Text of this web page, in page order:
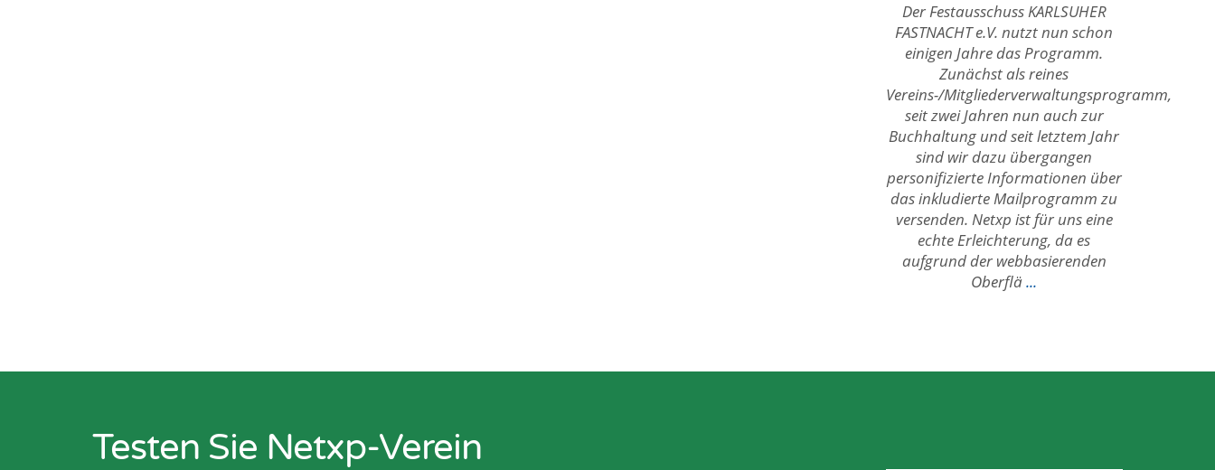
Der Festausschuss KARLSUHER
FASTNACHT e.V. nutzt nun schon
einigen Jahre das Programm.
Zunächst als reines
Vereins-/Mitgliederverwaltungsprogramm,
seit zwei Jahren nun auch zur
Buchhaltung und seit letztem Jahr
sind wir dazu übergangen
personifizierte Informationen über
das inkludierte Mailprogramm zu
versenden. Netxp ist für uns eine
echte Erleichterung, da es
aufgrund der webbasierenden
Oberflä...
Testen Sie Netxp-Verein